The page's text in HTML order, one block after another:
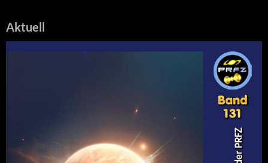
Aktuell